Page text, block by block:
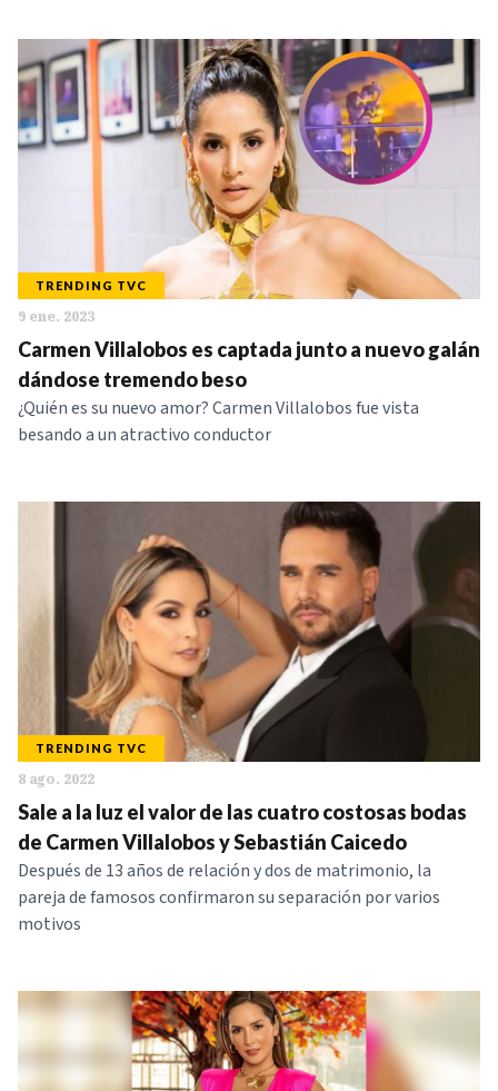
TRENDING TVC
9 ene. 2023
Carmen Villalobos es captada junto a nuevo galán
dándose tremendo beso
¿Quién es su nuevo amor? Carmen Villalobos fue vista
besando a un atractivo conductor
TRENDING TVC
8 ago. 2022
Sale a la luz el valor de las cuatro costosas bodas
de Carmen Villalobos y Sebastián Caicedo
Después de 13 años de relación y dos de matrimonio, la
pareja de famosos confirmaron su separación por varios
motivos